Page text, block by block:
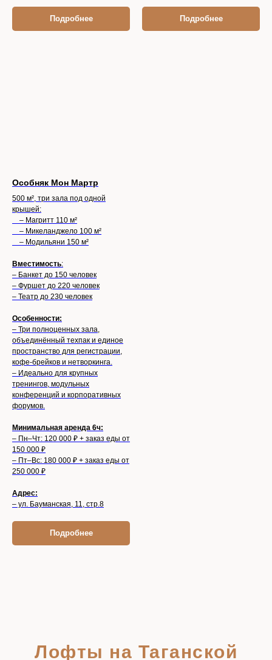
Подробнее Подробнее
Особняк Мон Мартр
500 м², три зала под одной
крышей:
– Магритт 110 м²
– Микеланджело 100 м²
– Модильяни 150 м²
Вместимость:
– Банкет до 150 человек
– Фуршет до 220 человек
– Театр до 230 человек
Особенности:
– Три полноценных зала,
объединённый техпак и единое
пространство для регистрации,
кофе-брейков и нетворкинга.
– Идеально для крупных
тренингов, модульных
конференций и корпоративных
форумов.
Минимальная аренда 6ч:
– Пн–Чт: 120 000 ₽ + заказ еды от
150 000 ₽
– Пт–Вс: 180 000 ₽ + заказ еды от
250 000 ₽
Адрес:
– ул. Бауманская, 11, стр.8
Подробнее
Лофты на Таганской